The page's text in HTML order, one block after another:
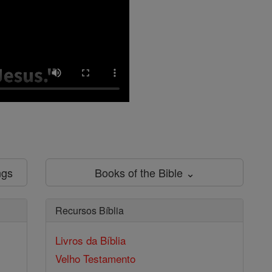
Books of the Bible ⌄
Recursos Bíblia
Livros da Bíblia
Velho Testamento